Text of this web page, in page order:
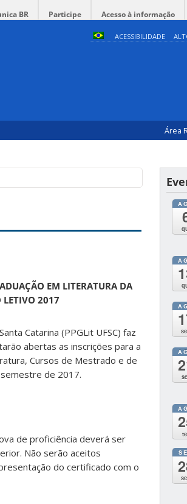
BR Participe Acesso à informação
ACESSIBILIDADE
Área
EM LITERATURA DA
LETIVO 2017
Catarina (PPGLit UFSC) faz
abertas as inscrições para a
Cursos de Mestrado e de
de 2017.
de proficiência deverá ser
Não serão aceitos
do certificado com o